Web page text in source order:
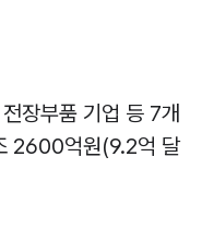
장부품 기업 등 7개
2600억원(9.2억 달